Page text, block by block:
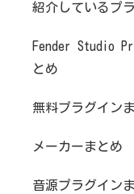
紹介しているプ
Fender Studio
とめ
無料プラグイン
メーカーまとめ
音源プラグイン